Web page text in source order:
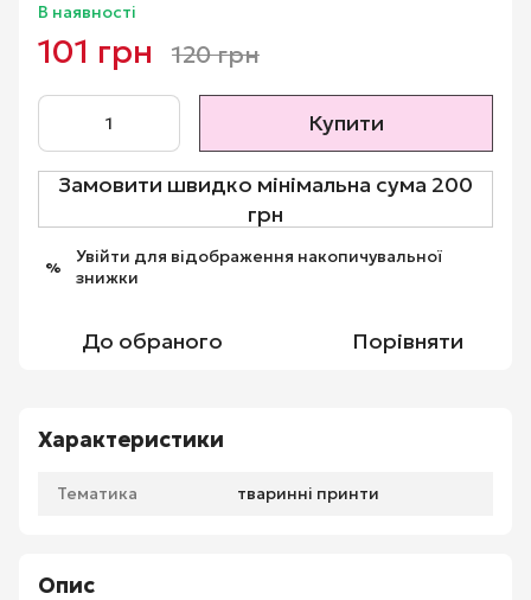
В наявності
101 грн 120 грн
Купити
Замовити швидко мінімальна сума 200
грн
% Увійти для відображення накопичувальної
знижки
До обраного Порівняти
Характеристики
Тематика тваринні принти
Опис